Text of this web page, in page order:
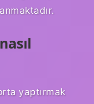
yaptırmak